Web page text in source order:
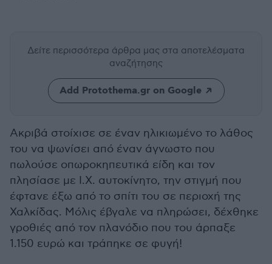
Δείτε περισσότερα άρθρα μας στα αποτελέσματα
αναζήτησης
Add Protothema.gr on Google
Ακριβά στοίχισε σε έναν ηλικιωμένο το λάθος
του να ψωνίσει από έναν άγνωστο που
πωλούσε οπωροκηπευτικά είδη και τον
πλησίασε με Ι.Χ. αυτοκίνητο, την στιγμή που
έφτανε έξω από το σπίτι του σε περιοχή της
Χαλκίδας. Μόλις έβγαλε να πληρώσει, δέχθηκε
γροθιές από τον πλανόδιο που του άρπαξε
1.150 ευρώ και τράπηκε σε φυγή!